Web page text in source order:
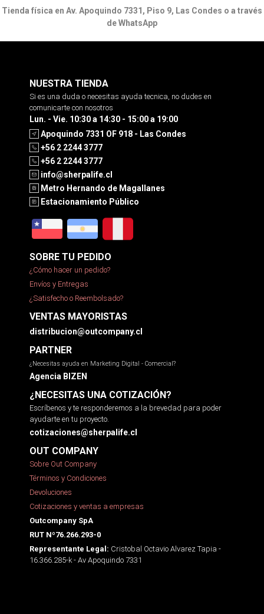
Tienda física en Av. Apoquindo 7331, Piso 9, Las Condes o a través
de WhatsApp
NUESTRA TIENDA
Si es una duda o necesitas ayuda tecnica, no dudes en
comunicarte con nosotros
Lun. - Vie. 10:30 a 14:30 - 15:00 a 19:00
Apoquindo 7331 OF 918 - Las Condes
+56 2 2244 3777
+56 2 2244 3777
info@sherpalife.cl
Metro Hernando de Magallanes
Estacionamiento Público
SOBRE TU PEDIDO
¿Cómo hacer un pedido?
Envíos y Entregas
¿Satisfecho o Reembolsado?
VENTAS MAYORISTAS
distribucion@outcompany.cl
PARTNER
¿Necesitas ayuda en Marketing Digital - Comercial?
Agencia BIZEN
¿NECESITAS UNA COTIZACIÓN?
Escríbenos y te responderemos a la brevedad para poder
ayudarte en tu proyecto.
cotizaciones@sherpalife.cl
OUT COMPANY
Sobre Out Company
Términos y Condiciones
Devoluciones
Cotizaciones y ventas a empresas
Outcompany SpA
RUT Nº76.266.293-0
Representante Legal: Cristobal Octavio Alvarez Tapia -
16.366.285-k - Av Apoquindo 7331